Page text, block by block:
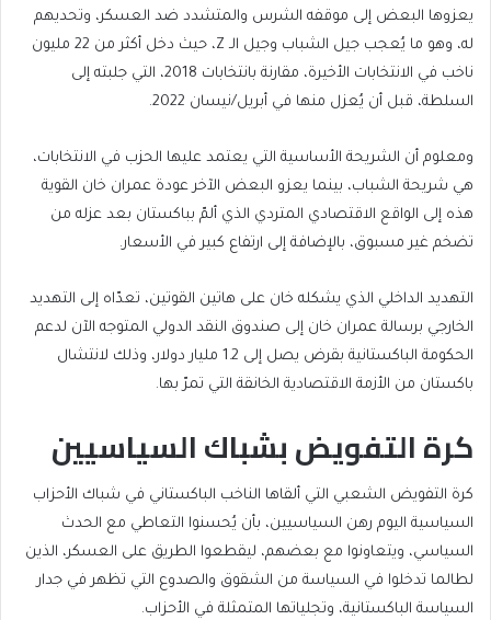
يعزوها البعض إلى موقفه الشرس والمتشدد ضد العسكر، وتحديهم
له، وهو ما يُعجب جيل الشباب وجيل الـ Z، حيث دخل أكثر من 22 مليون
ناخب في الانتخابات الأخيرة، مقارنة بانتخابات 2018، التي جلبته إلى
السلطة، قبل أن يُعزل منها في أبريل/نيسان 2022.
ومعلوم أن الشريحة الأساسية التي يعتمد عليها الحزب في الانتخابات،
هي شريحة الشباب، بينما يعزو البعض الآخر عودة عمران خان القوية
هذه إلى الواقع الاقتصادي المتردي الذي ألمّ بباكستان بعد عزله من
تضخم غير مسبوق، بالإضافة إلى ارتفاع كبير في الأسعار.
التهديد الداخلي الذي يشكله خان على هاتين القوتين، تعدّاه إلى التهديد
الخارجي برسالة عمران خان إلى صندوق النقد الدولي المتوجه الآن لدعم
الحكومة الباكستانية بقرض يصل إلى 1.2 مليار دولار، وذلك لانتشال
باكستان من الأزمة الاقتصادية الخانقة التي تمرّ بها.
كرة التفويض بشباك السياسيين
كرة التفويض الشعبي التي ألقاها الناخب الباكستاني في شباك الأحزاب
السياسية اليوم رهن السياسيين، بأن يُحسنوا التعاطي مع الحدث
السياسي، ويتعاونوا مع بعضهم، ليقطعوا الطريق على العسكر، الذين
لطالما تدخلوا في السياسة من الشقوق والصدوع التي تظهر في جدار
السياسة الباكستانية، وتجلياتها المتمثلة في الأحزاب.